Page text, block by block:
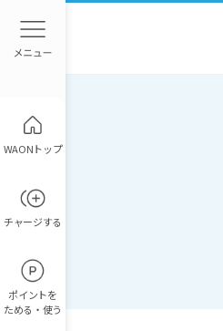
WAONトップ
チャージする
ポイントを
ためる・使う